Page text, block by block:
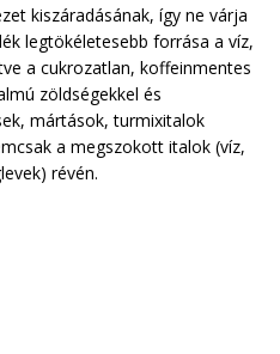
kiszáradásának, így ne várja
legtökéletesebb forrása a víz,
a cukrozatlan, koffeinmentes
zöldségekkel és
mártások, turmixitalok
a megszokott italok (víz,
révén.